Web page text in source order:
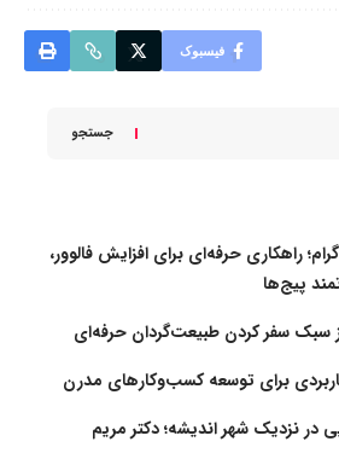
فیسبوک
جستجو
راهکاری حرفه‌ای برای افزایش فالوور،
پیج‌ها
سبک سفر کردن طبیعت‌گردان حرفه‌ای
برای توسعه کسب‌وکارهای مدرن
در نزدیک شهر اندیشه؛ دکتر مریم